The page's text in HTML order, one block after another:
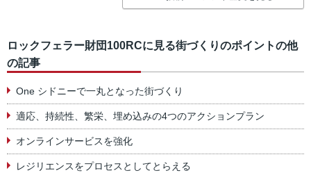
ロックフェラー財団100RCに見る街づくりのポイントの他
の記事
One シドニーで一丸となった街づくり
適応、持続性、繁栄、埋め込みの4つのアクションプラン
オンラインサービスを強化
レジリエンスをプロセスとしてとらえる